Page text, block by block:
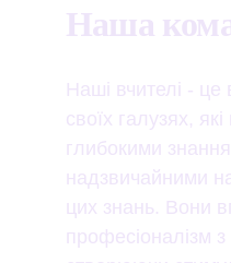
Наша
Наші вчителі - це
своїх галузях,
глибокими
надзвичайними
цих знань. Вони
професіоналізм з